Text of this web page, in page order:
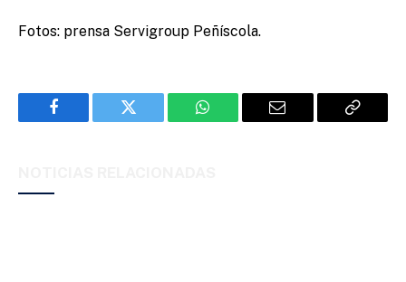
Fotos: prensa Servigroup Peñíscola.
Facebook Twitter WhatsApp Email
Copy